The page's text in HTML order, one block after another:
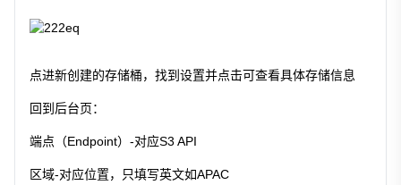
点进新创建的存储桶，找到设置并点击可查看具体存储信息
回到后台页：
端点（Endpoint）-对应S3 API
区域-对应位置，只填写英文如APAC